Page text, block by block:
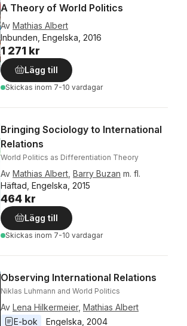
A Theory of World Politics
Av Mathias Albert
Inbunden, Engelska, 2016
1 271 kr
Lägg till
Skickas inom 7-10 vardagar
Bringing Sociology to International
Relations
World Politics as Differentiation Theory
Av Mathias Albert Barry Buzan m. fl.
Häftad, Engelska, 2015
464 kr
Lägg till
Skickas inom 7-10 vardagar
Observing International Relations
Niklas Luhmann and World Politics
Av Lena Hilkermeier, Mathias Albert
E-bok
Engelska 2004